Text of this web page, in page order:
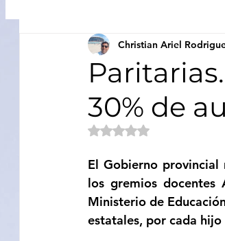
Narcotráfico Ledesma
Medio ambiente Turismo
Sociedad Educación
Categoría sin título Calilegua
30% de
Christian Ariel
Obtuvo NaN de 5
El Gobierno
los gremios docentes
Ministerio de
estatales, por cada